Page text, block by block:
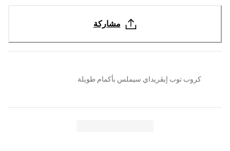
مشاركة
كروب توب إيڤريداي سيملس بأكمام طويلة